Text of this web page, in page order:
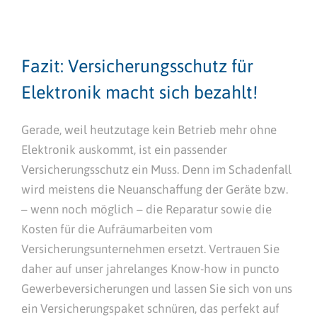
Fazit: Versicherungsschutz für
Elektronik macht sich bezahlt!
Gerade, weil heutzutage kein Betrieb mehr ohne
Elektronik auskommt, ist ein passender
Versicherungsschutz ein Muss. Denn im Schadenfall
wird meistens die Neuanschaffung der Geräte bzw.
– wenn noch möglich – die Reparatur sowie die
Kosten für die Aufräumarbeiten vom
Versicherungsunternehmen ersetzt. Vertrauen Sie
daher auf unser jahrelanges Know-how in puncto
Gewerbeversicherungen und lassen Sie sich von uns
ein Versicherungspaket schnüren, das perfekt auf